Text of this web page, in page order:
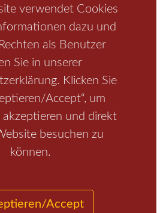
verwendet Cookies
dazu und
als Benutzer
Sie in unserer
Klicken Sie
Accept“, um
akzeptieren und direkt
besuchen zu
können.
Accept
/ Unterkunft / Aktivitäten
/ Impressum